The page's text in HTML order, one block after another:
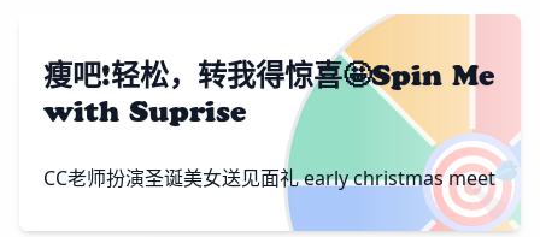
🎯
瘦吧!轻松，转我得惊喜🤩Spin Me
with Suprise
CC老师扮演圣诞美女送见面礼 early christmas meet